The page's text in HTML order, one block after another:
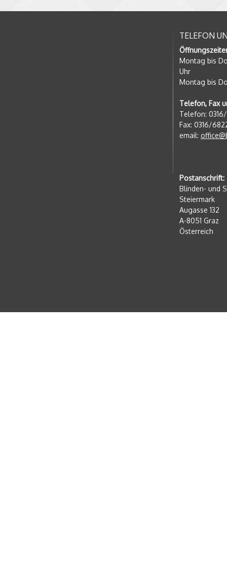
TELEFON
Montag bis
Uhr
Montag bis
Telefon, Fax
Telefon:
Fax: 0316/
email:
Postanschrift:
Blinden- und
Steiermark
Augasse 132
A-8051 Graz
Österreich